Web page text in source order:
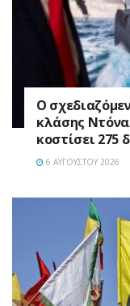
Ο
κλάσης
κοστίσει 275
6 ΑΥΓΟΎΣΤΟΥ 2026